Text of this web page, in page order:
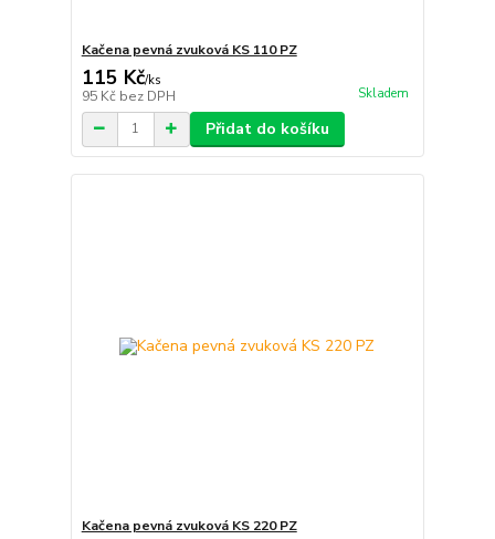
Kačena pevná zvuková KS 110 PZ
115 Kč/ks
95 Kč bez DPH Skladem
Přidat do košíku
Kačena pevná zvuková KS 220 PZ